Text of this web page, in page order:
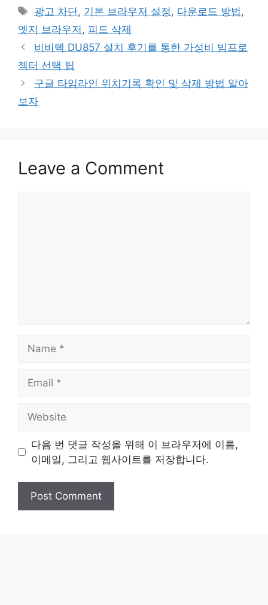
Tags
광고 차단, 기본 브라우저 설정 , 다운로드 방법 ,
엣지 브라우저 , 피드 삭제
비비텍 DU857 설치 후기를 통한 가성비 빔프로
젝터 선택 팁
구글 타임라인 위치기록 확인 및 삭제 방법 알아
보자
Leave a Comment
다음 번 댓글 작성을 위해 이 브라우저에 이름,
이메일, 그리고 웹사이트를 저장합니다.